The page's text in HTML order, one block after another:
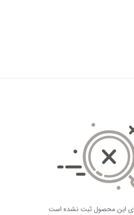
این محصول ثبت نشده است